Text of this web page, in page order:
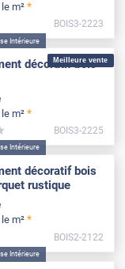
le m² *
BOIS3-2223
Meilleure vente
Intérieure
décoratif bois
le m² *
BOIS3-2225
Intérieure
décoratif bois
rustique
le m² *
BOIS2-2122
Intérieure